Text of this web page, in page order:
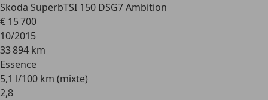
Skoda SuperbTSI 150 DSG7 Ambition
€ 15 700
10/2015
33 894 km
Essence
5,1 l/100 km (mixte)
2,8